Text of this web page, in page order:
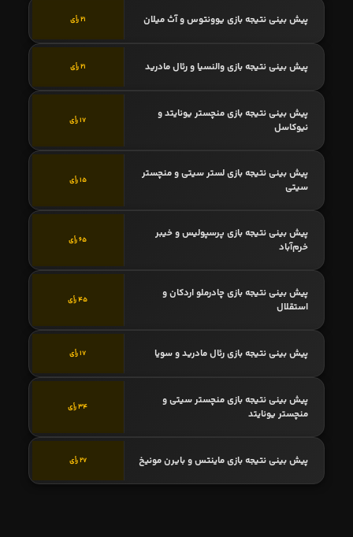
پیش بینی نتیجه بازی یوونتوس و آث میلان 21 رأی
پیش بینی نتیجه بازی والنسیا و رئال مادرید 21 رأی
پیش بینی نتیجه بازی منچستر یونایتد و
نیوکاسل
17 رأی
پیش بینی نتیجه بازی لستر سیتی و منچستر
سیتی
15 رأی
پیش بینی نتیجه بازی پرسپولیس و خیبر
خرم‌آباد
65 رأی
پیش بینی نتیجه بازی چادرملو اردکان و
استقلال
45 رأی
پیش بینی نتیجه بازی رئال مادرید و سویا 17 رأی
پیش بینی نتیجه بازی منچستر سیتی و
منچستر یونایتد
34 رأی
پیش بینی نتیجه بازی ماینتس و بایرن مونیخ 27 رأی